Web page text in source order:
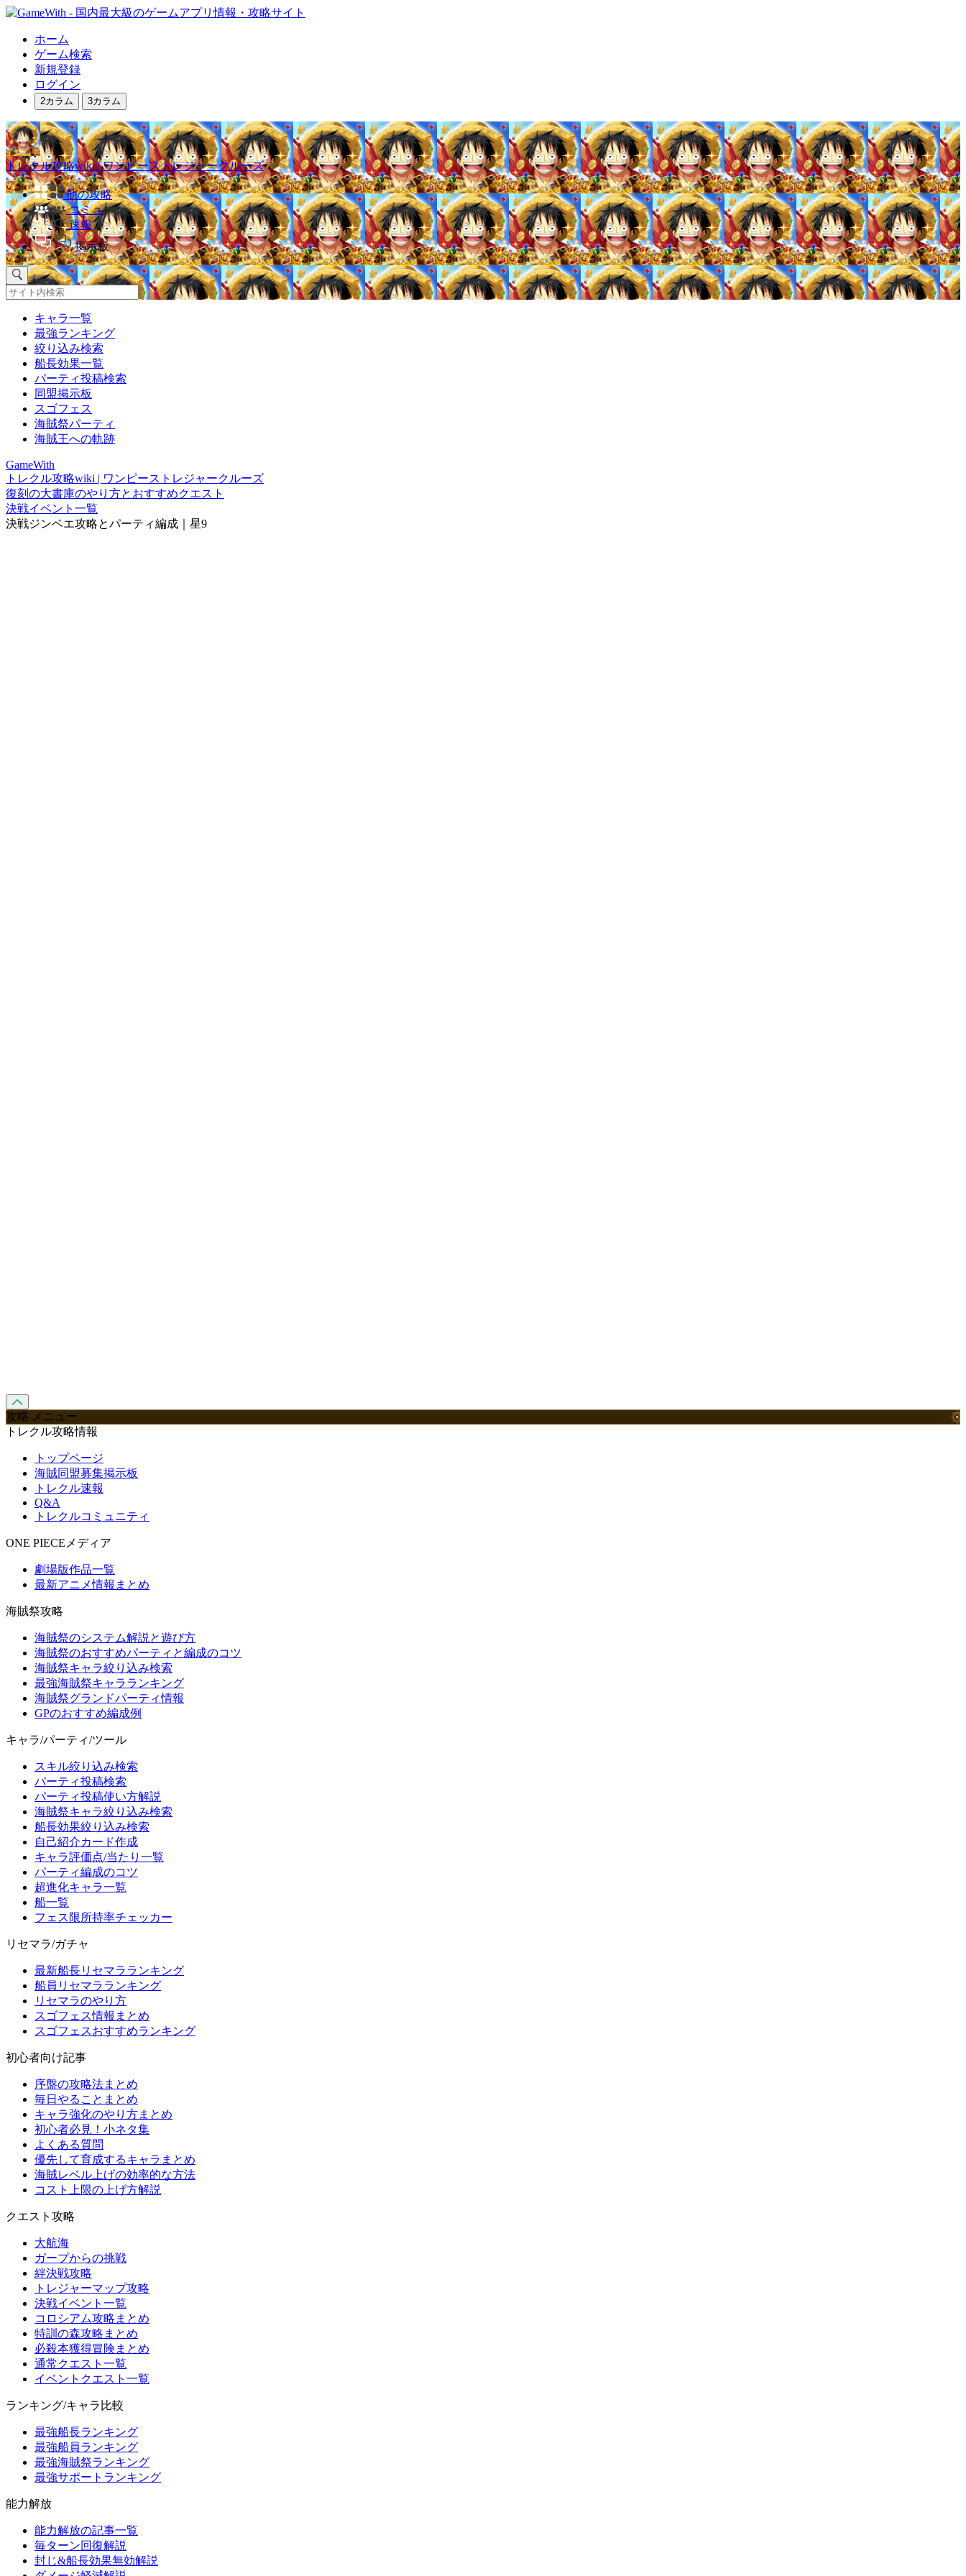
ホーム
ゲーム検索
新規登録
ログイン
2カラム 3カラム
トレクル攻略wiki | ワンピーストレジャークルーズ
他の攻略
コミュ
速報
掲示板
キャラ一覧
最強ランキング
絞り込み検索
船長効果一覧
パーティ投稿検索
同盟掲示板
スゴフェス
海賊祭パーティ
海賊王への軌跡
GameWith
トレクル攻略wiki | ワンピーストレジャークルーズ
復刻の大書庫のやり方とおすすめクエスト
決戦イベント一覧
決戦ジンベエ攻略とパーティ編成｜星9
攻略 メニュー
トレクル攻略情報
トップページ
海賊同盟募集掲示板
トレクル速報
Q&A
トレクルコミュニティ
ONE PIECEメディア
劇場版作品一覧
最新アニメ情報まとめ
海賊祭攻略
海賊祭のシステム解説と遊び方
海賊祭のおすすめパーティと編成のコツ
海賊祭キャラ絞り込み検索
最強海賊祭キャラランキング
海賊祭グランドパーティ情報
GPのおすすめ編成例
キャラ/パーティ/ツール
スキル絞り込み検索
パーティ投稿検索
パーティ投稿使い方解説
海賊祭キャラ絞り込み検索
船長効果絞り込み検索
自己紹介カード作成
キャラ評価点/当たり一覧
パーティ編成のコツ
超進化キャラ一覧
船一覧
フェス限所持率チェッカー
リセマラ/ガチャ
最新船長リセマラランキング
船員リセマラランキング
リセマラのやり方
スゴフェス情報まとめ
スゴフェスおすすめランキング
初心者向け記事
序盤の攻略法まとめ
毎日やることまとめ
キャラ強化のやり方まとめ
初心者必見！小ネタ集
よくある質問
優先して育成するキャラまとめ
海賊レベル上げの効率的な方法
コスト上限の上げ方解説
クエスト攻略
大航海
ガープからの挑戦
絆決戦攻略
トレジャーマップ攻略
決戦イベント一覧
コロシアム攻略まとめ
特訓の森攻略まとめ
必殺本獲得冒険まとめ
通常クエスト一覧
イベントクエスト一覧
ランキング/キャラ比較
最強船長ランキング
最強船員ランキング
最強海賊祭ランキング
最強サポートランキング
能力解放
能力解放の記事一覧
毎ターン回復解説
封じ&船長効果無効解説